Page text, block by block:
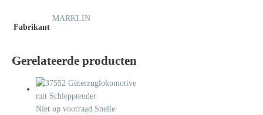
Fabrikant
MARKLIN
Gerelateerde producten
Niet op voorraad Snelle